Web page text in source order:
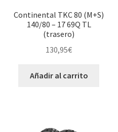
Continental TKC 80 (M+S)
140/80 – 17 69Q TL
(trasero)
130,95€
Añadir al carrito